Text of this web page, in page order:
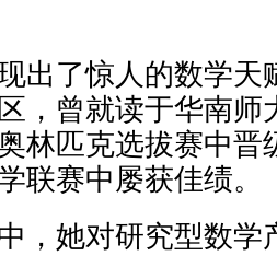
出了惊人的数学天
，曾就读于华南师
林匹克选拔赛中晋
联赛中屡获佳绩。
，她对研究型数学